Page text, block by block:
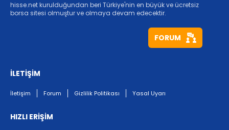
hisse.net kurulduğundan beri Türkiye'nin en büyük ve ücretsiz
borsa sitesi olmuştur ve olmaya devam edecektir.
FORUM
İLETİŞİM
İletişim Forum Gizlilik Politikası Yasal Uyarı
HIZLI ERİŞİM